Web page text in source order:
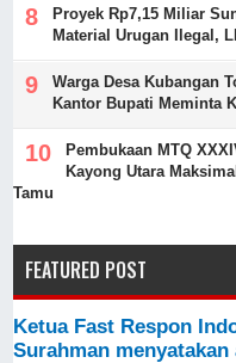
Proyek Rp7,15 Miliar
Material Urugan Ilegal,
Warga Desa Kubangan
Kantor Bupati Meminta
Pembukaan MTQ
Kayong Utara
Tamu
FEATURED POST
Ketua Fast Respon
Surahman